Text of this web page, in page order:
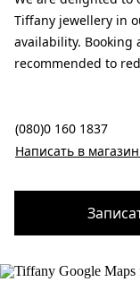
Tiffany jewellery in
availability.
recommended to
(080)0 160 1837
Написать в